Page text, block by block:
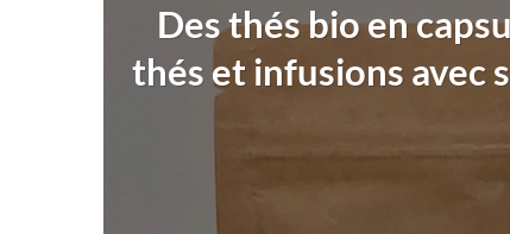
Des thés bio en
thés et infusions avec